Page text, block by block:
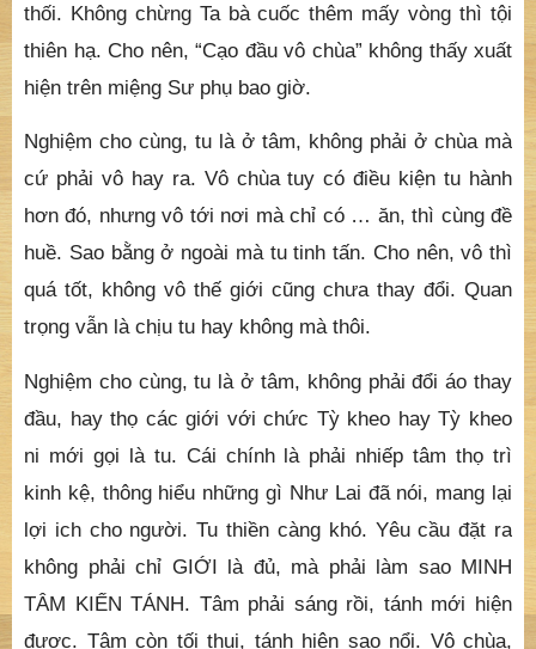
thối. Không chừng Ta bà cuốc thêm mấy vòng thì tội
thiên hạ. Cho nên, “Cạo đầu vô chùa” không thấy xuất
hiện trên miệng Sư phụ bao giờ.
Nghiệm cho cùng, tu là ở tâm, không phải ở chùa mà
cứ phải vô hay ra. Vô chùa tuy có điều kiện tu hành
hơn đó, nhưng vô tới nơi mà chỉ có … ăn, thì cùng đề
huề. Sao bằng ở ngoài mà tu tinh tấn. Cho nên, vô thì
quá tốt, không vô thế giới cũng chưa thay đổi. Quan
trọng vẫn là chịu tu hay không mà thôi.
Nghiệm cho cùng, tu là ở tâm, không phải đổi áo thay
đầu, hay thọ các giới với chức Tỳ kheo hay Tỳ kheo
ni mới gọi là tu. Cái chính là phải nhiếp tâm thọ trì
kinh kệ, thông hiểu những gì Như Lai đã nói, mang lại
lợi ich cho người. Tu thiền càng khó. Yêu cầu đặt ra
không phải chỉ GIỚI là đủ, mà phải làm sao MINH
TÂM KIẾN TÁNH. Tâm phải sáng rồi, tánh mới hiện
được. Tâm còn tối thui, tánh hiện sao nổi. Vô chùa,